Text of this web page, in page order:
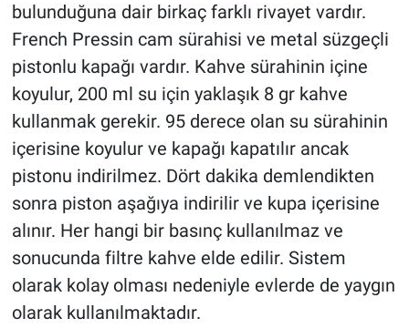
bulunduğuna dair birkaç farklı rivayet vardır.
French Pressin cam sürahisi ve metal süzgeçli
pistonlu kapağı vardır. Kahve sürahinin içine
koyulur, 200 ml su için yaklaşık 8 gr kahve
kullanmak gerekir. 95 derece olan su sürahinin
içerisine koyulur ve kapağı kapatılır ancak
pistonu indirilmez. Dört dakika demlendikten
sonra piston aşağıya indirilir ve kupa içerisine
alınır. Her hangi bir basınç kullanılmaz ve
sonucunda filtre kahve elde edilir. Sistem
olarak kolay olması nedeniyle evlerde de yaygın
olarak kullanılmaktadır.